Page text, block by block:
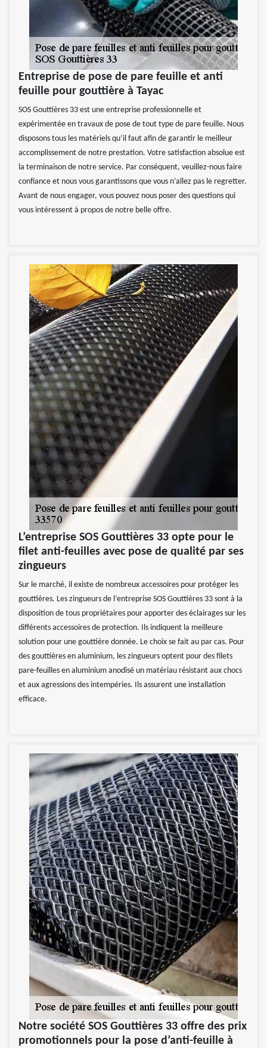
Entreprise de pose de pare feuille et anti
feuille pour gouttière à Tayac
SOS Gouttières 33 est une entreprise professionnelle et
expérimentée en travaux de pose de tout type de pare feuille. Nous
disposons tous les matériels qu’il faut afin de garantir le meilleur
accomplissement de notre prestation. Votre satisfaction absolue est
la terminaison de notre service. Par conséquent, veuillez-nous faire
confiance et nous vous garantissons que vous n’allez pas le regretter.
Avant de nous engager, vous pouvez nous poser des questions qui
vous intéressent à propos de notre belle offre.
L’entreprise SOS Gouttières 33 opte pour le
filet anti-feuilles avec pose de qualité par ses
zingueurs
Sur le marché, il existe de nombreux accessoires pour protéger les
gouttières. Les zingueurs de l’entreprise SOS Gouttières 33 sont à la
disposition de tous propriétaires pour apporter des éclairages sur les
différents accessoires de protection. Ils indiquent la meilleure
solution pour une gouttière donnée. Le choix se fait au par cas. Pour
des gouttières en aluminium, les zingueurs optent pour des filets
pare-feuilles en aluminium anodisé un matériau résistant aux chocs
et aux agressions des intempéries. Ils assurent une installation
efficace.
Notre société SOS Gouttières 33 offre des prix
promotionnels pour la pose d’anti-feuille à